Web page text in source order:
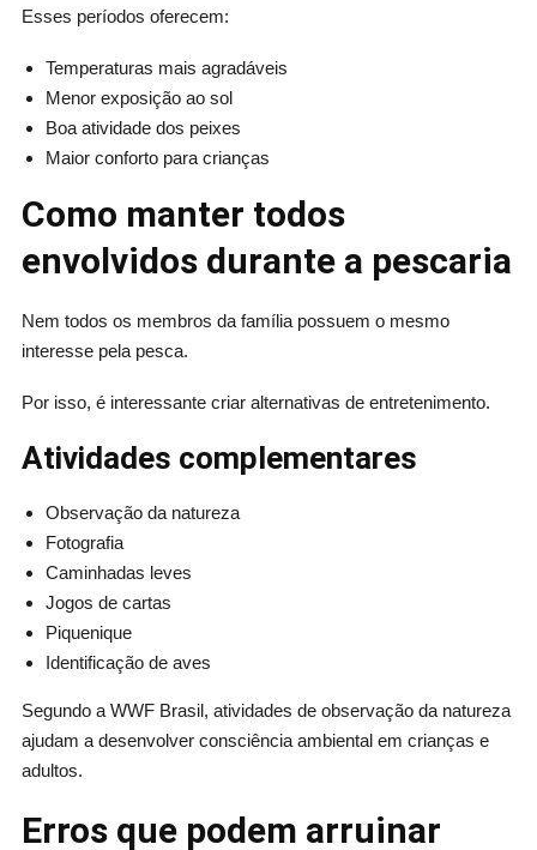
Esses períodos oferecem:
Temperaturas mais agradáveis
Menor exposição ao sol
Boa atividade dos peixes
Maior conforto para crianças
Como manter todos
envolvidos durante a pescaria
Nem todos os membros da família possuem o mesmo
interesse pela pesca.
Por isso, é interessante criar alternativas de entretenimento.
Atividades complementares
Observação da natureza
Fotografia
Caminhadas leves
Jogos de cartas
Piquenique
Identificação de aves
Segundo a WWF Brasil, atividades de observação da natureza
ajudam a desenvolver consciência ambiental em crianças e
adultos.
Erros que podem arruinar